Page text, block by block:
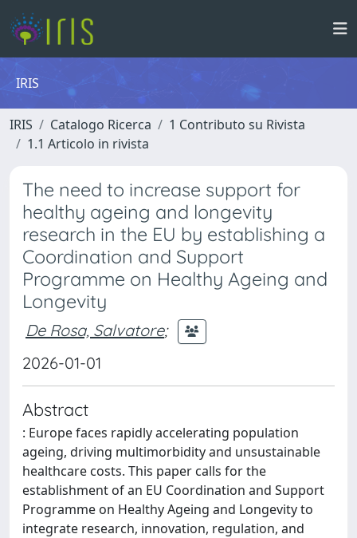
IRIS
IRIS Catalogo Ricerca
1 Contributo su Rivista
1.1 Articolo in rivista
The need to increase support for
healthy ageing and longevity
research in the EU by establishing a
Coordination and Support
Programme on Healthy Ageing and
Longevity
De Rosa, Salvatore;
2026-01-01
Abstract
: Europe faces rapidly accelerating population
ageing, driving multimorbidity and unsustainable
healthcare costs. This paper calls for the
establishment of an EU Coordination and Support
Programme on Healthy Ageing and Longevity to
integrate research, innovation, regulation, and